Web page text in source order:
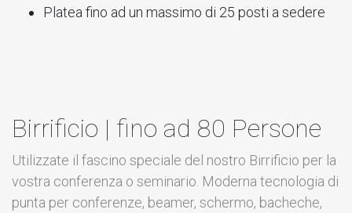
Platea fino ad un massimo di 25 posti a sedere
Birrificio | fino ad 80 Persone
Utilizzate il fascino speciale del nostro Birrificio per la
vostra conferenza o seminario. Moderna tecnologia di
punta per conferenze, beamer, schermo, bacheche,